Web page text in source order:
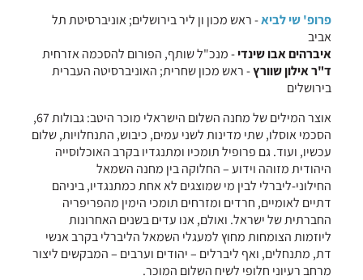
פרופ' שי לביא- ראש מכון ון ליר בירושלים; אוניברסיטת תל
אביב
איברהים אבו שינדי- מנכ"ל שותף, הפורום להסכמה אזרחית
ד"ר אילון שוורץ- ראש מכון שחרית; האוניברסיטה העברית
בירושלים
אוצר המילים של מחנה השלום הישראלי מוכר היטב: גבולות 67,
הסכמי אוסלו, שתי מדינות לשני עמים, כיבוש, התנחלויות, שלום
עכשיו, ועוד. גם פרופיל תומכיו ומתנגדיו בקרב האוכלוסייה
היהודית מזוהה וידוע – החלוקה בין מחנה השמאל
החילוני-ליברלי לבין מי שמוצגים לא אחת כמתנגדיו, ביניהם
דתיים לאומיים, חרדים ומזרחים תומכי הימין מהפריפריה
החברתית של ישראל. ואולם, אנו עדים בשנים האחרונות
ליוזמות הצומחות מחוץ למעגלי השמאל הליברלי בקרב אנשי
דת, מתנחלים, ואף ליברלים – יהודים וערבים – המבקשים ליצור
מרחב רעיוני חלופי לשיח השלום המוכר.